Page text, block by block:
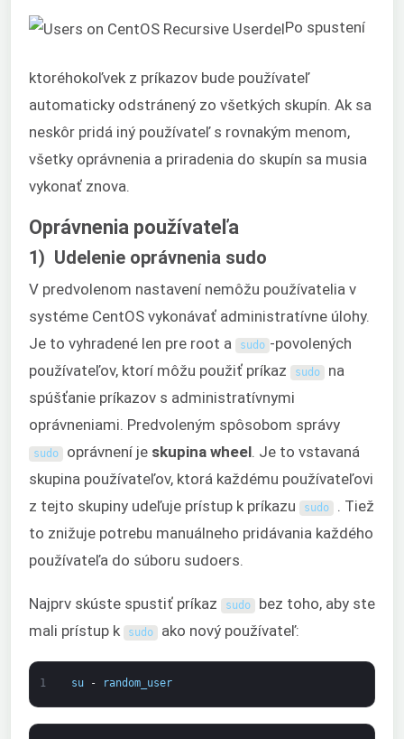
Po spustení
ktoréhokoľvek z príkazov bude používateľ
automaticky odstránený zo všetkých skupín. Ak sa
neskôr pridá iný používateľ s rovnakým menom,
všetky oprávnenia a priradenia do skupín sa musia
vykonať znova.
Oprávnenia používateľa
1) Udelenie oprávnenia sudo
V predvolenom nastavení nemôžu používatelia v
systéme CentOS vykonávať administratívne úlohy.
Je to vyhradené len pre root a
sudo -povolených
používateľov, ktorí môžu použiť príkaz
sudo na
spúšťanie príkazov s administratívnymi
oprávneniami. Predvoleným spôsobom správy
sudo oprávnení je skupina wheel. Je to vstavaná
skupina používateľov, ktorá každému používateľovi
z tejto skupiny udeľuje prístup k príkazu
sudo . Tiež
to znižuje potrebu manuálneho pridávania každého
používateľa do súboru sudoers.
Najprv skúste spustiť príkaz sudo bez toho, aby ste
mali prístup k
sudo ako nový používateľ:
1 su - random_user